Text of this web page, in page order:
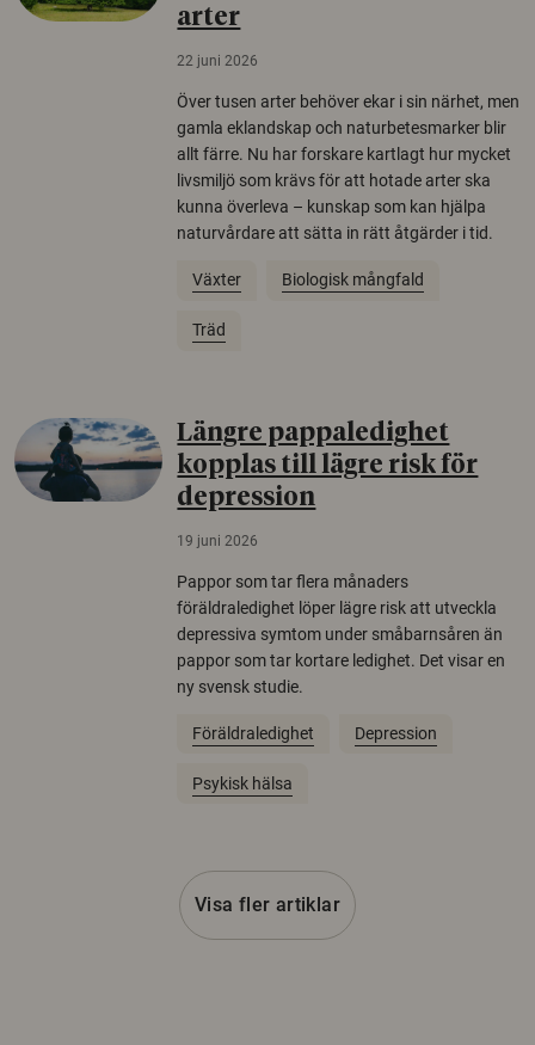
arter
22 juni 2026
Över tusen arter behöver ekar i sin närhet, men
gamla eklandskap och naturbetesmarker blir
allt färre. Nu har forskare kartlagt hur mycket
livsmiljö som krävs för att hotade arter ska
kunna överleva – kunskap som kan hjälpa
naturvårdare att sätta in rätt åtgärder i tid.
Växter Biologisk mångfald
Träd
Längre pappaledighet
kopplas till lägre risk för
depression
19 juni 2026
Pappor som tar flera månaders
föräldraledighet löper lägre risk att utveckla
depressiva symtom under småbarnsåren än
pappor som tar kortare ledighet. Det visar en
ny svensk studie.
Föräldraledighet Depression
Psykisk hälsa
Visa fler artiklar